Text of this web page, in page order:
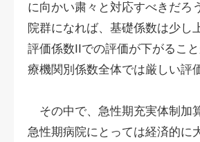
に向かい粛々と対応すべきだろ
院群になれば、基礎係数は少し
評価係数IIでの評価が下がるこ
療機関別係数全体では厳しい評
その中で、急性期充実体制加
急性期病院にとっては経済的に